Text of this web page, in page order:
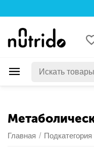
Главная / Подкатегория